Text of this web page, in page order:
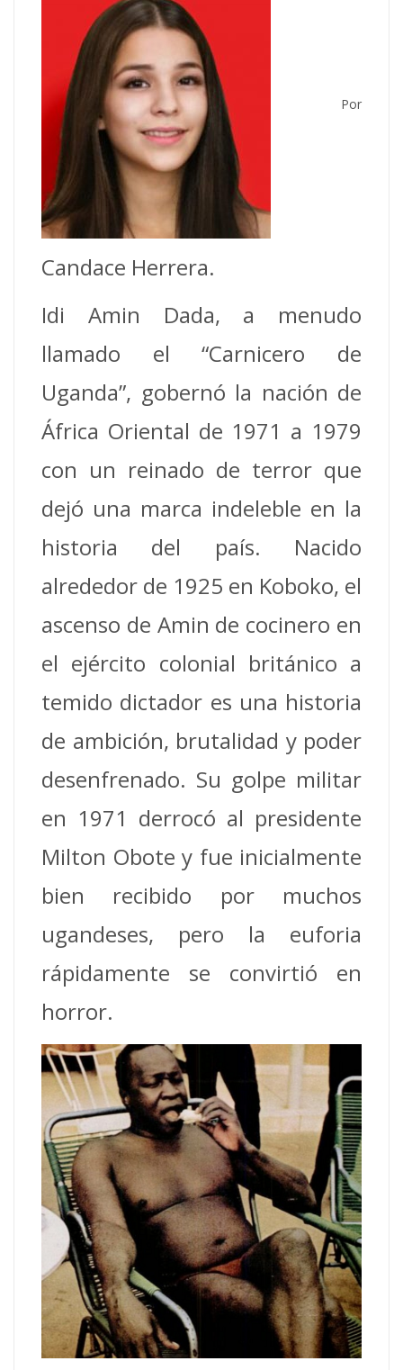
Por
Candace Herrera.
Idi Amin Dada, a menudo
llamado el “Carnicero de
Uganda”, gobernó la nación de
África Oriental de 1971 a 1979
con un reinado de terror que
dejó una marca indeleble en la
historia del país. Nacido
alrededor de 1925 en Koboko, el
ascenso de Amin de cocinero en
el ejército colonial británico a
temido dictador es una historia
de ambición, brutalidad y poder
desenfrenado. Su golpe militar
en 1971 derrocó al presidente
Milton Obote y fue inicialmente
bien recibido por muchos
ugandeses, pero la euforia
rápidamente se convirtió en
horror.